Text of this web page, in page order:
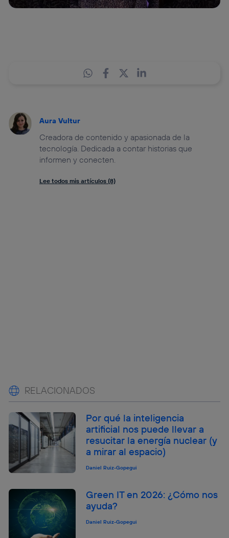
Aura Vultur
Creadora de contenido y apasionada de la
tecnología. Dedicada a contar historias que
informen y conecten.
Lee todos mis artículos (8)
RELACIONADOS
Por qué la inteligencia
artificial nos puede llevar a
resucitar la energía nuclear (y
a mirar al espacio)
Daniel Ruiz-Gopegui
Green IT en 2026: ¿Cómo nos
ayuda?
Daniel Ruiz-Gopegui